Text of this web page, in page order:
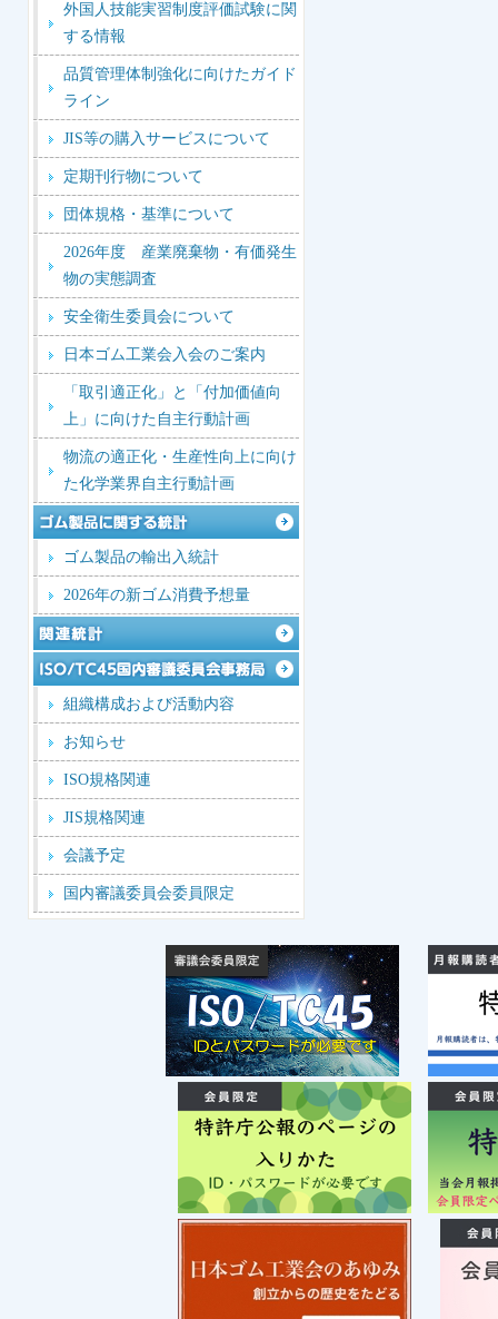
外国人技能実習制度評価試験に関
する情報
品質管理体制強化に向けたガイド
ライン
JIS等の購入サービスについて
定期刊行物について
団体規格・基準について
2026年度 産業廃棄物・有価発生
物の実態調査
安全衛生委員会について
日本ゴム工業会入会のご案内
「取引適正化」と「付加価値向
上」に向けた自主行動計画
物流の適正化・生産性向上に向け
た化学業界自主行動計画
ゴム製品の輸出入統計
2026年の新ゴム消費予想量
組織構成および活動内容
お知らせ
ISO規格関連
JIS規格関連
会議予定
国内審議委員会委員限定